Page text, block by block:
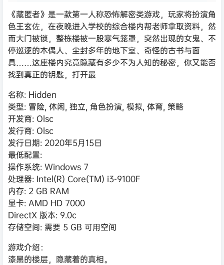
《藏匿者》是一款第一人称恐怖解密类游戏，玩家将扮演角
色王玄佐，在夜晚进入学校的综合楼内帮老师拿取资料，然
而大门被锁，整栋楼被一股寒气笼罩，突然出现的女鬼、不
停巡逻的木偶人、尘封多年的地下室、奇怪的古书与面
具……这座楼内究竟隐藏有多少不为人知的秘密，你又能否
找到真正的钥匙，打开最
名称: Hidden
类型: 冒险, 休闲, 独立, 角色扮演, 模拟, 体育, 策略
开发商: Olsc
发行商: Olsc
发行日期: 2020年5月15日
最低配置:
操作系统: Windows 7
处理器: Intel(R) Core(TM) i3-9100F
内存: 2 GB RAM
显卡: AMD HD 7000
DirectX 版本: 9.0c
存储空间: 需要 5 GB 可用空间
游戏介绍：
漆黑的楼层，隐藏着的真相。